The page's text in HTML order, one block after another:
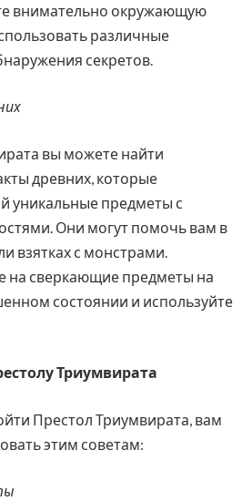
внимательно окружающую
различные
секретов.
вы можете найти
древних, которые
уникальные предметы с
Они могут помочь вам в
взятках с монстрами.
на сверкающие предметы на
состоянии и используйте
Триумвирата
Престол Триумвирата, вам
этим советам: